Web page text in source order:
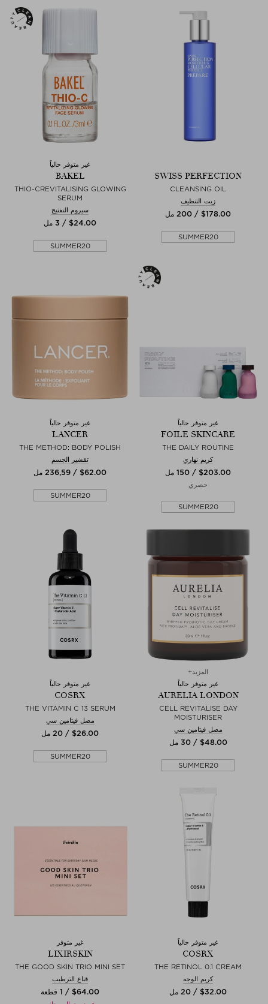
SWISS PERFECTION
CLEANSING OIL
زيت التنظيف
$‌178.00 / 200 مل
SUMMER20
غير متوفر حالياً
BAKEL
THIO-CREVITALISING GLOWING
SERUM
سيروم التفتيح
$‌24.00 / 3 مل
SUMMER20
غير متوفر حالياً
FOILE SKINCARE
THE DAILY ROUTINE
كريم نهاري
$‌203.00 / 150 مل
حصري
SUMMER20
غير متوفر حالياً
LANCER
THE METHOD: BODY POLISH
تقشير الجسم
$‌62.00 / 236,59 مل
SUMMER20
المزيد+
غير متوفر حالياً
AURELIA LONDON
CELL REVITALISE DAY
MOISTURISER
مصل فيتامين سي
$‌48.00 / 30 مل
SUMMER20
غير متوفر حالياً
COSRX
THE VITAMIN C 13 SERUM
مصل فيتامين سي
$‌26.00 / 20 مل
SUMMER20
غير متوفر حالياً
COSRX
THE RETINOL 0.1 CREAM
كريم الوجه
$‌32.00 / 20 مل
غير متوفر
LIXIRSKIN
THE GOOD SKIN TRIO MINI SET
قناع الترطيب
$‌64.00 / 1 قطعة